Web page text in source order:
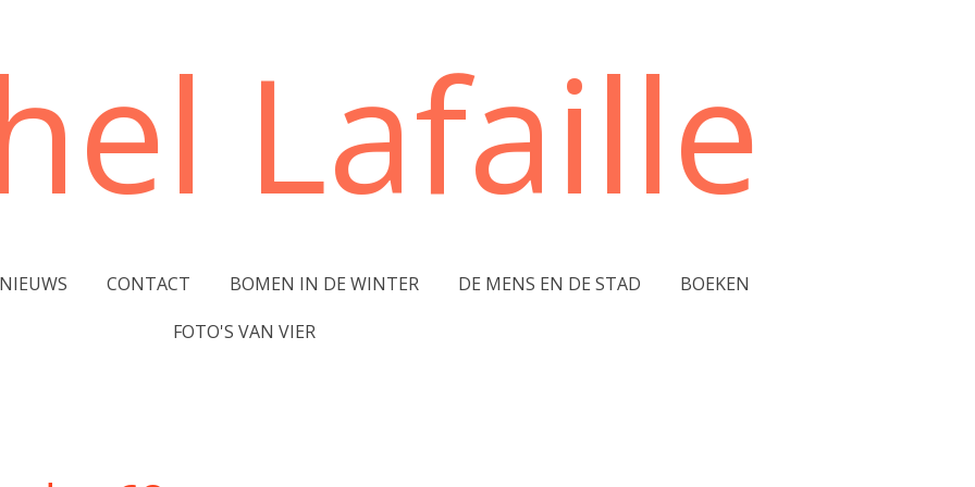
Lafaille
NIEUWS CONTACT BOMEN IN DE WINTER DE MENS EN DE STAD
BOEKEN
FOTO'S VAN VIER